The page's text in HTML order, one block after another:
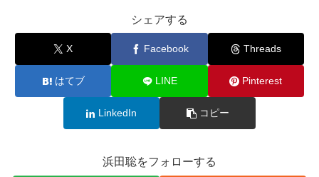
シェアする
X Facebook Threads
はてブ LINE Pinterest
LinkedIn コピー
浜田聡をフォローする